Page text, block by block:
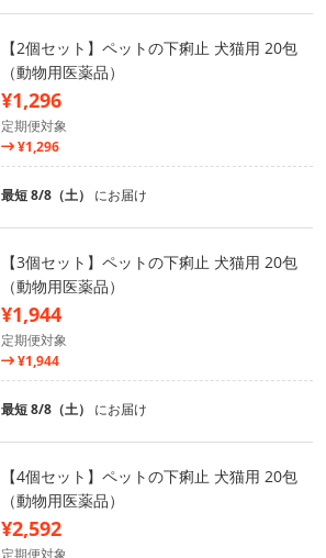
【2個セット】ペットの下痢止 犬猫用 20包
（動物用医薬品）
¥1,296
定期便対象
¥1,296
最短 8/8（土） にお届け
【3個セット】ペットの下痢止 犬猫用 20包
（動物用医薬品）
¥1,944
定期便対象
¥1,944
最短 8/8（土） にお届け
【4個セット】ペットの下痢止 犬猫用 20包
（動物用医薬品）
¥2,592